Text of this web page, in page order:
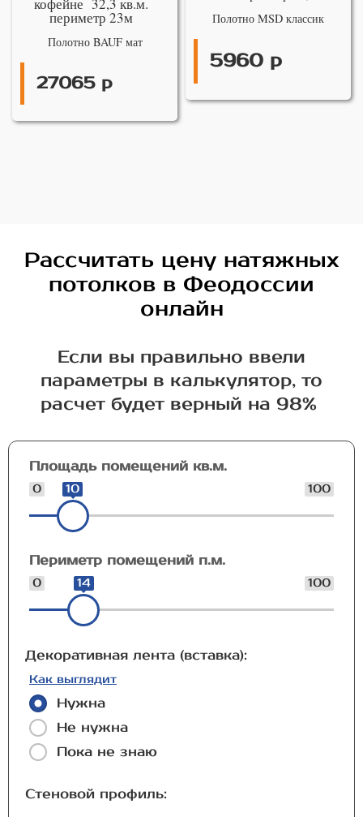
периметр 23м
Полотно BAUF мат
27065 р
Полотно MSD классик
5960 р
Рассчитать цену натяжных
потолков в Феодоссии
онлайн
Если вы правильно ввели
параметры в калькулятор, то
расчет будет верный на 98%
Площадь помещений кв.м.
0 100
10
Периметр помещений п.м.
0 100
14
Декоративная лента (вставка):
Как выглядит
Нужна
Не нужна
Пока не знаю
Стеновой профиль: